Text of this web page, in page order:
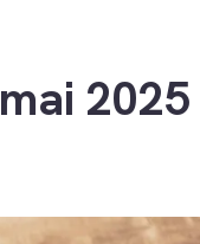
2025